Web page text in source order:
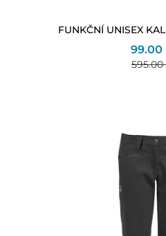
FUNKČNÍ UNISEX
99.00
595.00